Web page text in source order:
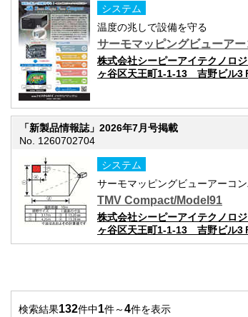
システム
温度の兆しで設備を守る
サーモマッピングビューアー
株式会社シーピーアイテクノロ
ヶ谷区天王町1-1-13 吉野ビル3
「新製品情報誌」2026年7月号掲載
No. 1260702704
システム
サーモマッピングビューアーコン
TMV Compact/Model91
株式会社シーピーアイテクノロ
ヶ谷区天王町1-1-13 吉野ビル3
検索結果132件中1件～4件を表示